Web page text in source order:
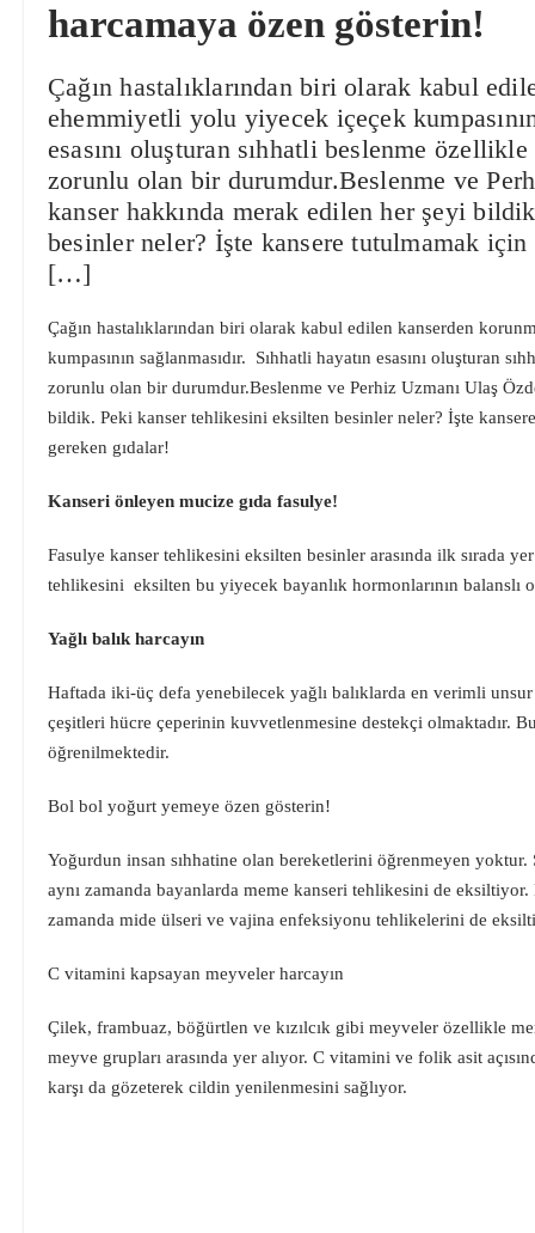
harcamaya özen gösterin!
Çağın hastalıklarından biri olarak kabul
ehemmiyetli yolu yiyecek içeçek
esasını oluşturan sıhhatli beslenme
zorunlu olan bir durumdur.Beslenme ve
kanser hakkında merak edilen her şeyi
besinler neler? İşte kansere tutulmamak için
[…]
Çağın hastalıklarından biri olarak kabul edilen kanserden
kumpasının sağlanmasıdır. Sıhhatli hayatın esasını oluşturan
zorunlu olan bir durumdur.Beslenme ve Perhiz Uzmanı Ulaş
bildik. Peki kanser tehlikesini eksilten besinler neler? İşte
gereken gıdalar!
Kanseri önleyen mucize gıda fasulye!
Fasulye kanser tehlikesini eksilten besinler arasında ilk sırada
tehlikesini eksilten bu yiyecek bayanlık hormonlarının balanslı
Yağlı balık harcayın
Haftada iki-üç defa yenebilecek yağlı balıklarda en verimli
çeşitleri hücre çeperinin kuvvetlenmesine destekçi olmaktadır.
öğrenilmektedir.
Bol bol yoğurt yemeye özen gösterin!
Yoğurdun insan sıhhatine olan bereketlerini öğrenmeyen
aynı zamanda bayanlarda meme kanseri tehlikesini de
zamanda mide ülseri ve vajina enfeksiyonu tehlikelerini de
C vitamini kapsayan meyveler harcayın
Çilek, frambuaz, böğürtlen ve kızılcık gibi meyveler özellikle
meyve grupları arasında yer alıyor. C vitamini ve folik asit
karşı da gözeterek cildin yenilenmesini sağlıyor.